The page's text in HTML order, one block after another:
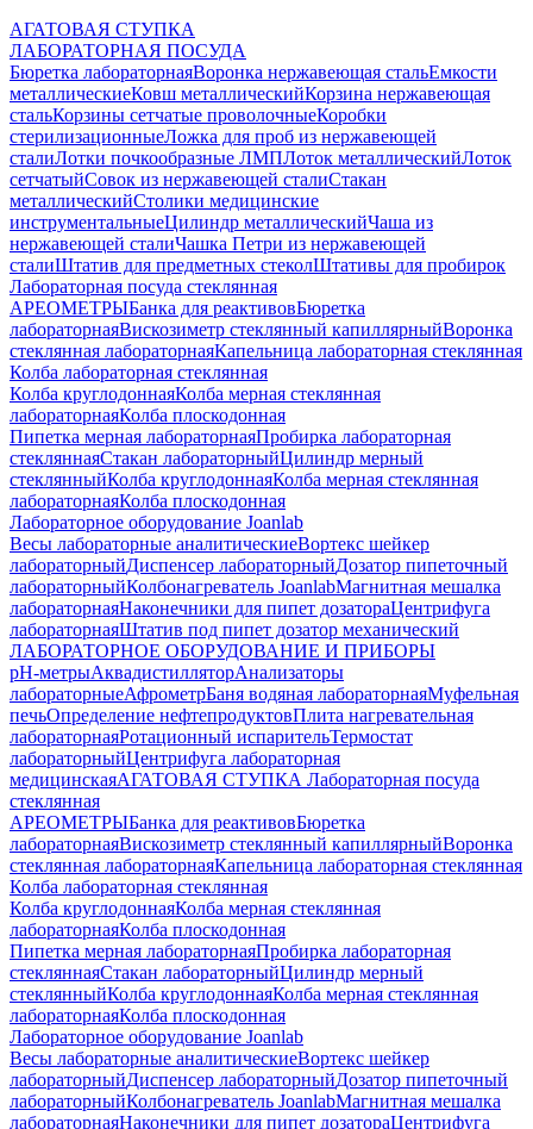
АГАТОВАЯ СТУПКА
ЛАБОРАТОРНАЯ ПОСУДА
Бюретка лабораторнаяВоронка нержавеющая стальЕмкости
металлическиеКовш металлическийКорзина нержавеющая
стальКорзины сетчатые проволочныеКоробки
стерилизационныеЛожка для проб из нержавеющей
сталиЛотки почкообразные ЛМПЛоток металлическийЛоток
сетчатыйСовок из нержавеющей сталиСтакан
металлическийСтолики медицинские
инструментальныеЦилиндр металлическийЧаша из
нержавеющей сталиЧашка Петри из нержавеющей
сталиШтатив для предметных стеколШтативы для пробирок
Лабораторная посуда стеклянная
АРЕОМЕТРЫБанка для реактивовБюретка
лабораторнаяВискозиметр стеклянный капиллярныйВоронка
стеклянная лабораторнаяКапельница лабораторная стеклянная
Колба лабораторная стеклянная
Колба круглодоннаяКолба мерная стеклянная
лабораторнаяКолба плоскодонная
Пипетка мерная лабораторнаяПробирка лабораторная
стекляннаяСтакан лабораторныйЦилиндр мерный
стеклянныйКолба круглодоннаяКолба мерная стеклянная
лабораторнаяКолба плоскодонная
Лабораторное оборудование Joanlab
Весы лабораторные аналитическиеВортекс шейкер
лабораторныйДиспенсер лабораторныйДозатор пипеточный
лабораторныйКолбонагреватель JoanlabМагнитная мешалка
лабораторнаяНаконечники для пипет дозатораЦентрифуга
лабораторнаяШтатив под пипет дозатор механический
ЛАБОРАТОРНОЕ ОБОРУДОВАНИЕ И ПРИБОРЫ
pH-метрыАквадистилляторАнализаторы
лабораторныеАфрометрБаня водяная лабораторнаяМуфельная
печьОпределение нефтепродуктовПлита нагревательная
лабораторнаяРотационный испарительТермостат
лабораторныйЦентрифуга лабораторная
медицинскаяАГАТОВАЯ СТУПКА Лабораторная посуда
стеклянная
АРЕОМЕТРЫБанка для реактивовБюретка
лабораторнаяВискозиметр стеклянный капиллярныйВоронка
стеклянная лабораторнаяКапельница лабораторная стеклянная
Колба лабораторная стеклянная
Колба круглодоннаяКолба мерная стеклянная
лабораторнаяКолба плоскодонная
Пипетка мерная лабораторнаяПробирка лабораторная
стекляннаяСтакан лабораторныйЦилиндр мерный
стеклянныйКолба круглодоннаяКолба мерная стеклянная
лабораторнаяКолба плоскодонная
Лабораторное оборудование Joanlab
Весы лабораторные аналитическиеВортекс шейкер
лабораторныйДиспенсер лабораторныйДозатор пипеточный
лабораторныйКолбонагреватель JoanlabМагнитная мешалка
лабораторнаяНаконечники для пипет дозатораЦентрифуга